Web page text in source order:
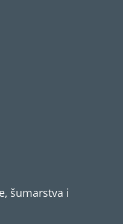
šumarstva i